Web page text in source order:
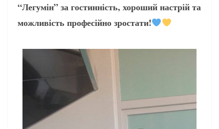
“Легумін” за гостинність, хороший настрій та
можливість професійно зростати!